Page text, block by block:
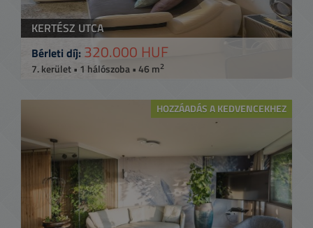
KERTÉSZ UTCA
Bérleti díj: 320.000 HUF
7. kerület • 1 hálószoba • 46 m2
HOZZÁADÁS A KEDVENCEKHEZ